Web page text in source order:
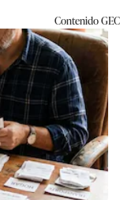
ContenidoGEC